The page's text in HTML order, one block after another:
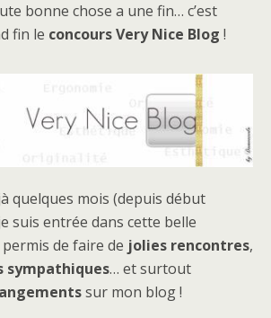
bonne chose a une fin… c’est
fin le concours Very Nice Blog !
quelques mois (depuis début
suis entrée dans cette belle
de faire de jolies rencontres,
sympathiques… et surtout
sur mon blog !